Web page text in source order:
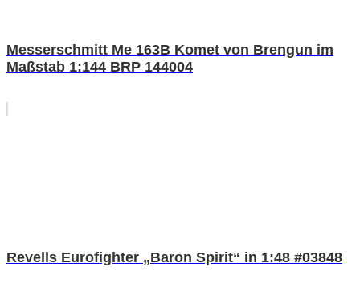
Messerschmitt Me 163B Komet von Brengun im
Maßstab 1:144 BRP 144004
Revells Eurofighter „Baron Spirit“ in 1:48 #03848